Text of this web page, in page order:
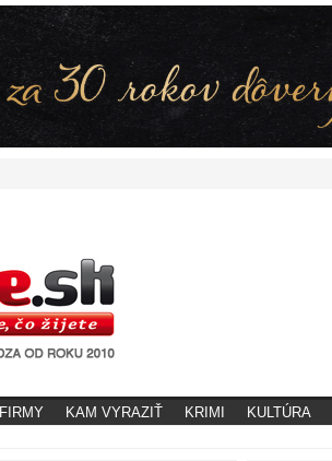
FIRMY KAM VYRAZIŤ KRIMI KULTÚRA